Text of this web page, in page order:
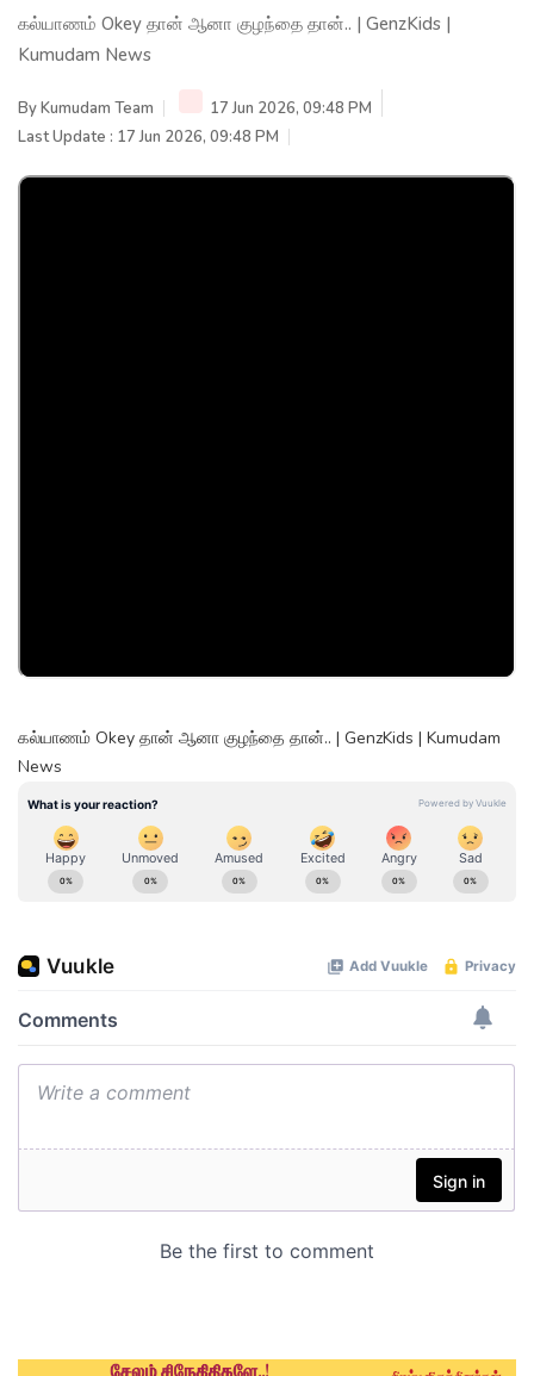
கல்யாணம் Okey தான் ஆனா குழந்தை தான்.. | GenzKids |
Kumudam News
ByKumudam Team
17 Jun 2026, 09:48 PM
Last Update : 17 Jun 2026, 09:48 PM
கல்யாணம் Okey தான் ஆனா குழந்தை தான்.. | GenzKids | Kumudam
News